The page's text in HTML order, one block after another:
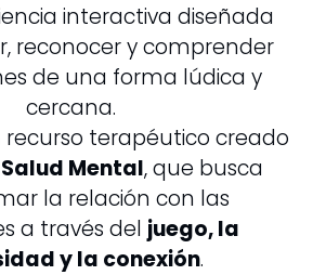
interactiva diseñada
reconocer y comprender
de una forma lúdica y
cercana.
terapéutico creado
Salud Mental, que busca
la relación con las
a través del juego, la
y la conexión.